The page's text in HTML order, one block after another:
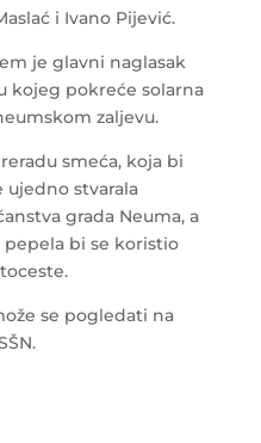
i Ivano Pijević.
je glavni naglasak
kojeg pokreće solarna
zaljevu.
smeća, koja bi
stvarala
grada Neuma, a
pepela bi se koristio
se pogledati na